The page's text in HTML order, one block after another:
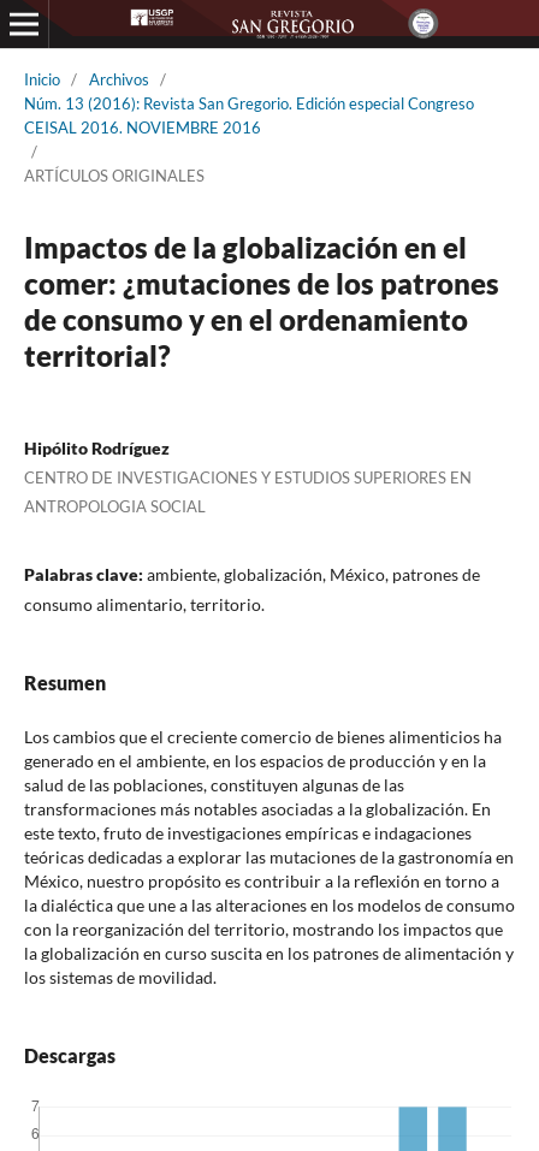
Inicio / Archivos
/
Núm. 13 (2016): Revista San Gregorio. Edición especial Congreso
CEISAL 2016. NOVIEMBRE 2016
/
ARTÍCULOS ORIGINALES
Impactos de la globalización en el
comer: ¿mutaciones de los patrones
de consumo y en el ordenamiento
territorial?
Hipólito Rodríguez
CENTRO DE INVESTIGACIONES Y ESTUDIOS SUPERIORES EN
ANTROPOLOGIA SOCIAL
Palabras clave: ambiente, globalización, México, patrones de
consumo alimentario, territorio.
Resumen
Los cambios que el creciente comercio de bienes alimenticios ha
generado en el ambiente, en los espacios de producción y en la
salud de las poblaciones, constituyen algunas de las
transformaciones más notables asociadas a la globalización. En
este texto, fruto de investigaciones empíricas e indagaciones
teóricas dedicadas a explorar las mutaciones de la gastronomía en
México, nuestro propósito es contribuir a la reflexión en torno a
la dialéctica que une a las alteraciones en los modelos de consumo
con la reorganización del territorio, mostrando los impactos que
la globalización en curso suscita en los patrones de alimentación y
los sistemas de movilidad.
Descargas